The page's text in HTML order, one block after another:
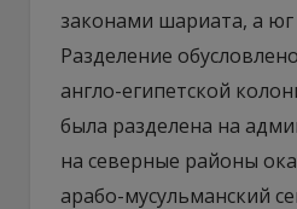
законами шариата, а юг
Разделение
англо-египетской
была разделена на
на северные районы
арабо-мусульманский